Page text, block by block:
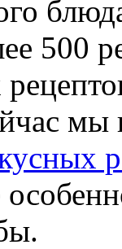
500
мы